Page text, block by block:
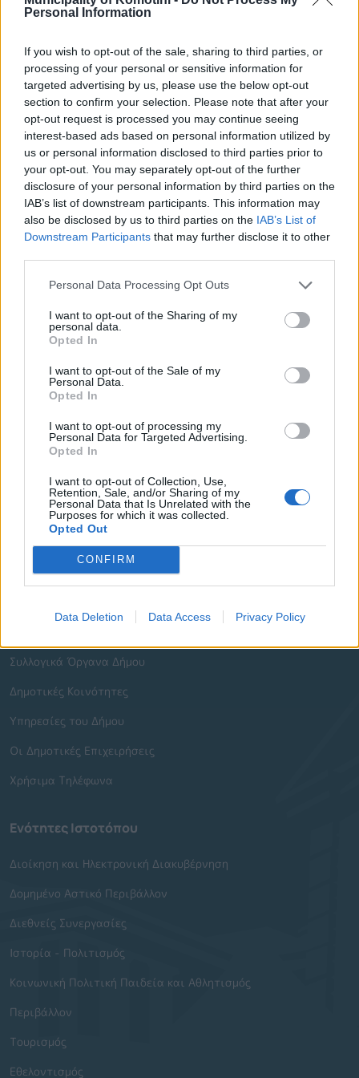
Personal Information
If you wish to opt-out of the sale, sharing to third parties, or
processing of your personal or sensitive information for
targeted advertising by us, please use the below opt-out
section to confirm your selection. Please note that after your
opt-out request is processed you may continue seeing
interest-based ads based on personal information utilized by
us or personal information disclosed to third parties prior to
your opt-out. You may separately opt-out of the further
disclosure of your personal information by third parties on the
IAB’s list of downstream participants. This information may
also be disclosed by us to third parties on the IAB’s List of
Downstream Participants that may further disclose it to other
Personal Data Processing Opt Outs
I want to opt-out of the Sharing of my
personal data.
Opted In
I want to opt-out of the Sale of my
Personal Data.
Opted In
I want to opt-out of processing my
Personal Data for Targeted Advertising.
Opted In
I want to opt-out of Collection, Use,
Retention, Sale, and/or Sharing of my
Personal Data that Is Unrelated with the
Purposes for which it was collected.
Opted Out
CONFIRM
Data Deletion Data Access Privacy Policy
απορρίπτουν εντός των ειδικών κλωβών, έτσι ώστε να
γίνεται η σωστή απομάκρυνση και διαχείρισή τους από
αδειοδοτημένους επαγγελματίες.
Με τον τρόπο αυτό προστατεύουμε το περιβάλλον, τη
δημόσια υγεία και τον υδάτινο πλούτο του τόπου και της
χώρας μας.
Τηλεφωνικό Κέντρο
Τηλεφωνικό Κέντρο
25313-52400
FAX Δήμου
25310-22756
Γραφείο Δημάρχου
25310-83300
Νοσοκομείο
25310-22222
Αστυνομικό Τμήμα
25310-22650
Αρχ. Μουσείο
Γρήγορη Πλοήγηση
Δήμος
Ο Δήμαρχος
Συλλογικά Όργανα Δήμου
Δημοτικές Κοινότητες
Υπηρεσίες του Δήμου
Οι Δημοτικές Επιχειρήσεις
Χρήσιμα Τηλέφωνα
Ενότητες Ιστοτόπου
Διοίκηση και Ηλεκτρονική Διακυβέρνηση
Δομημένο Αστικό Περιβάλλον
Διεθνείς Συνεργασίες
Ιστορία - Πολιτισμός
Κοινωνική Πολιτική Παιδεία και Αθλητισμός
Περιβάλλον
Τουρισμός
Εθελοντισμός